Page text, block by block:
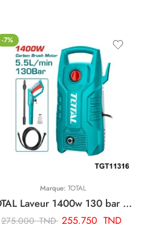
-7%
Marque: TOTAL
TOTAL Laveur 1400w 130 bar TGT11316
275.000TND 255.750 TND